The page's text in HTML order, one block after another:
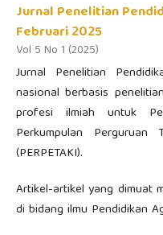
Jurnal Penelitian
Februari 2025
Vol 5 No 1 (2025)
Jurnal Penelitian
nasional berbasis
profesi ilmiah untuk
Perkumpulan
(PERPETAKI).
Artikel-artikel yang dimuat
di bidang ilmu Pendidikan